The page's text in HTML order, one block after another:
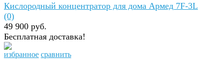
избранное сравнить
Кислородный концентратор для дома Армед 7F-3L
(0)
49 900 руб.
Бесплатная доставка!